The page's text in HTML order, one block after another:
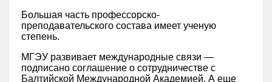
Большая часть профессорско-
преподавательского состава имеет ученую
степень.
МГЭУ развивает международные связи —
подписано соглашение о сотрудничестве с
Балтийской Международной Академией. А еще